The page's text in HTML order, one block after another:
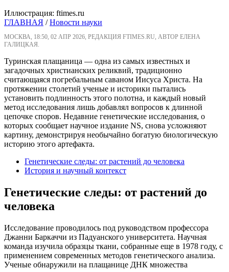
Иллюстрация: ftimes.ru
ГЛАВНАЯ /Новости науки
МОСКВА, 18:50, 02 АПР 2026, РЕДАКЦИЯ FTIMES.RU, АВТОР ЕЛЕНА
ГАЛИЦКАЯ.
Туринская плащаница — одна из самых известных и
загадочных христианских реликвий, традиционно
считающаяся погребальным саваном Иисуса Христа. На
протяжении столетий ученые и историки пытались
установить подлинность этого полотна, и каждый новый
метод исследования лишь добавлял вопросов к длинной
цепочке споров. Недавние генетические исследования, о
которых сообщает научное издание NS, снова усложняют
картину, демонстрируя необычайно богатую биологическую
историю этого артефакта.
Генетические следы: от растений до человека
История и научный контекст
Генетические следы: от растений до
человека
Исследование проводилось под руководством профессора
Джанни Баркаччи из Падуанского университета. Научная
команда изучила образцы ткани, собранные еще в 1978 году, с
применением современных методов генетического анализа.
Ученые обнаружили на плащанице ДНК множества